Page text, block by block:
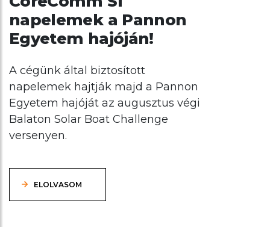
napelemek a Pannon
Egyetem hajóján!
A cégünk által biztosított
napelemek hajtják majd a Pannon
Egyetem hajóját az augusztus végi
Balaton Solar Boat Challenge
versenyen.
ELOLVASOM